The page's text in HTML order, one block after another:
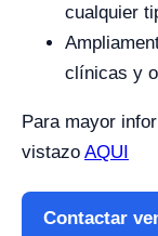
cualquier
clínicas y
Para mayor
vistazo AQUI
Contactar